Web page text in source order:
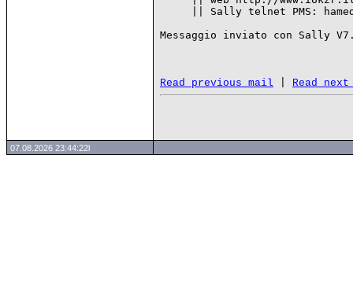
|| Sally telnet PMS:
Messaggio inviato con Sally
Read previous mail Read
07.08.2026 23:44:22l